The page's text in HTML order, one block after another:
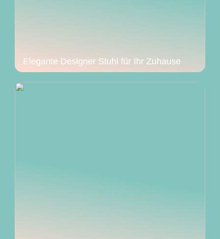
Elegante Designer Stuhl für Ihr Zuhause